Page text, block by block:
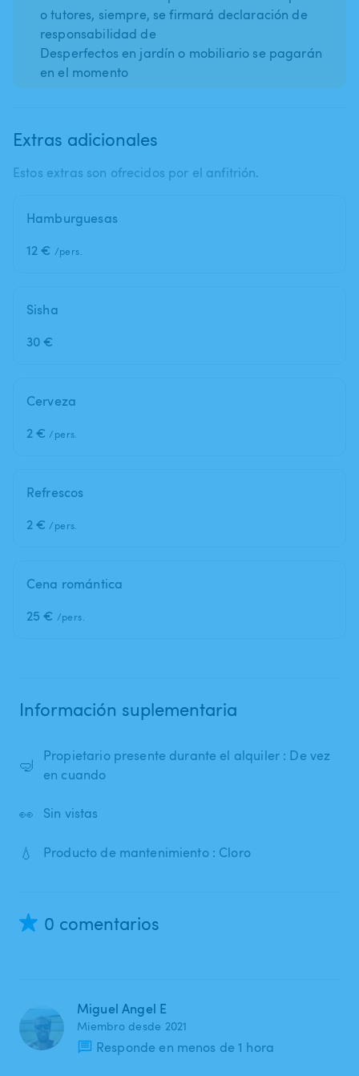
o tutores, siempre, se firmará declaración de
responsabilidad de
Desperfectos en jardín o mobiliario se pagarán
en el momento
Extras adicionales
Estos extras son ofrecidos por el anfitrión.
Hamburguesas
12 € /pers.
Sisha
30 €
Cerveza
2 € /pers.
Refrescos
2 € /pers.
Cena romántica
25 € /pers.
Información suplementaria
🤿
Propietario presente durante el alquiler : De vez
en cuando
👀 Sin vistas
💧 Producto de mantenimiento : Cloro
0 comentarios
Miguel Angel E
Miembro desde 2021
Responde en menos de 1 hora